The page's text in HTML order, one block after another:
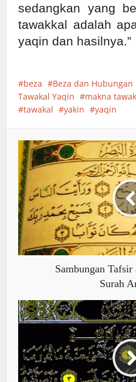
sedangkan yang
tawakkal adalah
yaqin dan hasilnya.”
beza
Beza dan
Tawakal Yaqin
makna
tawakal
yakin yaqin
Sambungan
Surah